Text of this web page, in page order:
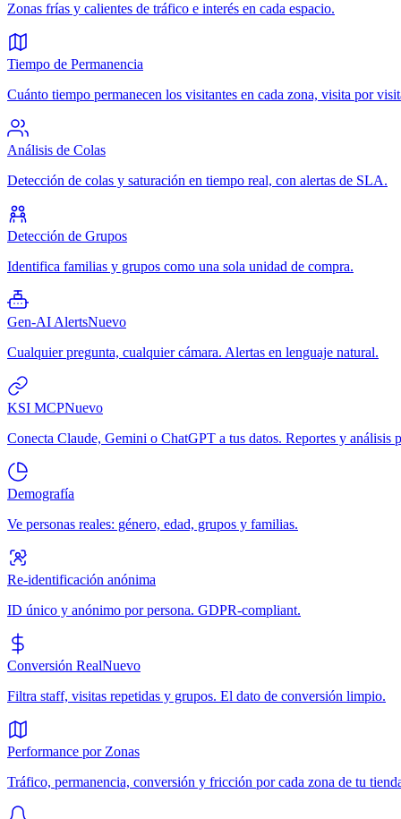
Zonas frías y calientes de tráfico e interés en cada espacio.
Tiempo de Permanencia
Cuánto tiempo permanecen los visitantes en cada zona, visita por
Análisis de Colas
Detección de colas y saturación en tiempo real, con alertas de SLA.
Detección de Grupos
Identifica familias y grupos como una sola unidad de compra.
Gen-AI AlertsNuevo
Cualquier pregunta, cualquier cámara. Alertas en lenguaje natural.
KSI MCPNuevo
Conecta Claude, Gemini o ChatGPT a tus datos. Reportes y análisis
Demografía
Ve personas reales: género, edad, grupos y familias.
Re-identificación anónima
ID único y anónimo por persona. GDPR-compliant.
Conversión RealNuevo
Filtra staff, visitas repetidas y grupos. El dato de conversión limpio.
Performance por Zonas
Tráfico, permanencia, conversión y fricción por cada zona de tu